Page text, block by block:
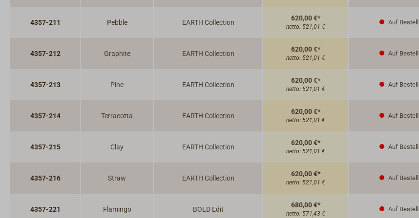
4357-211 Pebble EARTH Collection
620,00 €*
netto: 521,01 €
Auf
4357-212 Graphite EARTH Collection
620,00 €*
netto: 521,01 €
Auf
4357-213 Pine EARTH Collection
620,00 €*
netto: 521,01 €
Auf
4357-214 Terracotta EARTH Collection
620,00 €*
netto: 521,01 €
Auf
4357-215 Clay EARTH Collection
620,00 €*
netto: 521,01 €
Auf
4357-216 Straw EARTH Collection
620,00 €*
netto: 521,01 €
Auf
4357-221 Flamingo BOLD Edit
680,00 €*
netto: 571,43 €
Auf